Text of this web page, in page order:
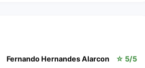
Fernando Hernandes Alarcon ☆ 5/5